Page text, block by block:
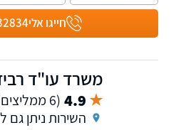
חייגו אלי
משרד עו"ד
4.9 (6 ממליצים)
השירות ניתן גם